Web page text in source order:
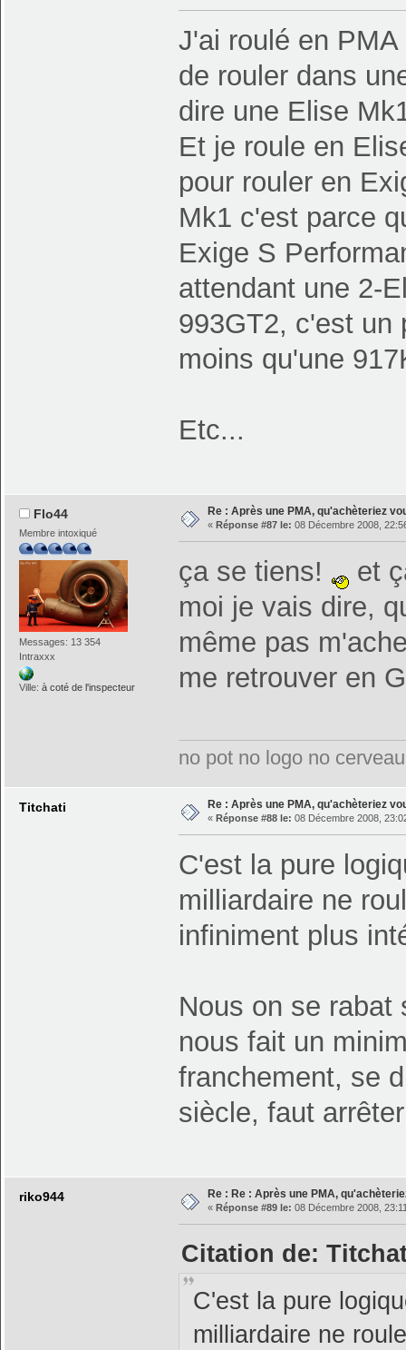
J'ai roulé en
de rouler dans
dire une Elise
Et je roule en
pour rouler en
Mk1 c'est parce
Exige S
attendant une 2-
993GT2, c'est un
moins qu'une
Etc...
Flo44
Membre intoxiqué
Messages: 13 354
Intraxxx
Ville:à coté de l'inspecteur
Re : Après une PMA, qu'achèteriez
« Réponse #87 le: 08 Décembre 2008,
ça se tiens!
et
moi je vais dire,
même pas
me retrouver en
no pot no logo no cerveau
Titchati Re : Après une PMA, qu'achèteriez
« Réponse #88 le: 08 Décembre 2008,
C'est la pure
milliardaire ne
infiniment plus
Nous on se rabat
nous fait un
franchement, se
siècle, faut
riko944 Re : Re : Après une PMA,
« Réponse #89 le: 08 Décembre 2008,
Citation de:
C'est la pure
milliardaire ne